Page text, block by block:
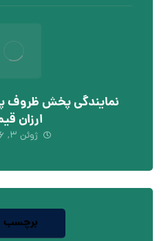
نمایندگی پخش ظروف
ارزان
ژوئن ۳, ۲۰۲۶
برچسب